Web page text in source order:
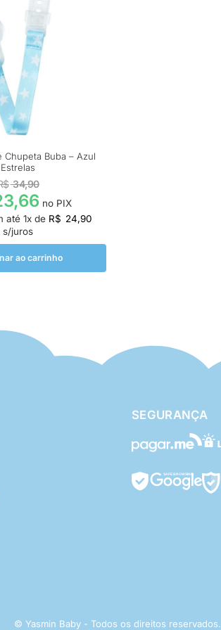
Chupeta Buba – Azul
Estrelas
34,90
no PIX
até1x de R$ 24,90
s/juros
ao carrinho
SEGURANÇA
© Yasmin Baby - Todos os direitos reservados.